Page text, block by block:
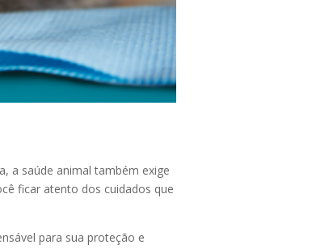
a saúde animal também exige
ficar atento dos cuidados que
para sua proteção e